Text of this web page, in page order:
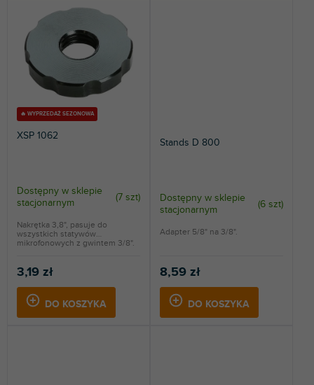
🔥 WYPRZEDAŻ SEZONOWA
XSP 1062
Dostępny w sklepie
stacjonarnym
(7 szt)
3,19 zł
DO KOSZYKA
Nakrętka 3,8", pasuje do
wszystkich statywów
mikrofonowych z gwintem 3/8".
Stands D 800
Dostępny w sklepie
stacjonarnym
(6 szt)
8,59 zł
DO KOSZYKA
Adapter 5/8" na 3/8".